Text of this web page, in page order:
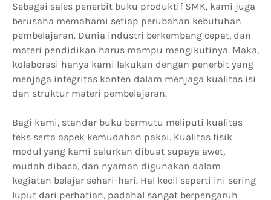
Sebagai sales penerbit buku produktif SMK, kami juga
berusaha memahami setiap perubahan kebutuhan
pembelajaran. Dunia industri berkembang cepat, dan
materi pendidikan harus mampu mengikutinya. Maka,
kolaborasi hanya kami lakukan dengan penerbit yang
menjaga integritas konten dalam menjaga kualitas isi
dan struktur materi pembelajaran.
Bagi kami, standar buku bermutu meliputi kualitas
teks serta aspek kemudahan pakai. Kualitas fisik
modul yang kami salurkan dibuat supaya awet,
mudah dibaca, dan nyaman digunakan dalam
kegiatan belajar sehari-hari. Hal kecil seperti ini sering
luput dari perhatian, padahal sangat berpengaruh